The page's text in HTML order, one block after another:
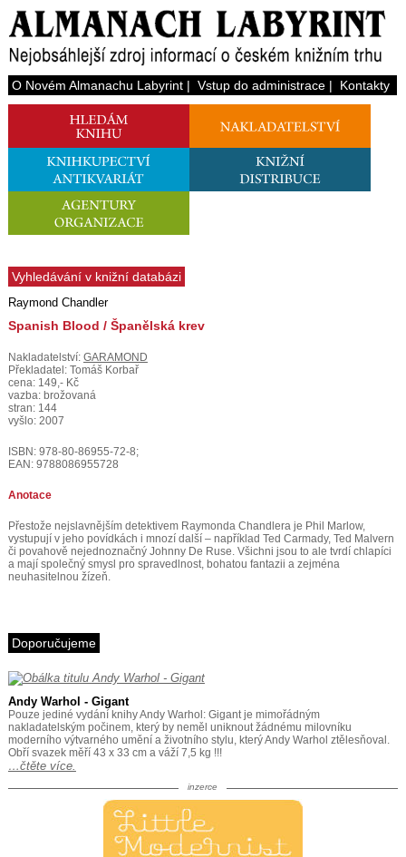
O Novém Almanachu Labyrint| Vstup do administrace| Kontakty
Vyhledávání v knižní databázi
Raymond Chandler
Spanish Blood / Španělská krev
Nakladatelství: GARAMOND
Překladatel: Tomáš Korbař
cena: 149,- Kč
vazba: brožovaná
stran: 144
vyšlo: 2007
ISBN: 978-80-86955-72-8;
EAN: 9788086955728
Anotace
Přestože nejslavnějším detektivem Raymonda Chandlera je Phil Marlow,
vystupují v jeho povídkách i mnozí další – například Ted Carmady, Ted Malvern
či povahově nejednoznačný Johnny De Ruse. Všichni jsou to ale tvrdí chlapíci
a mají společný smysl pro spravedlnost, bohatou fantazii a zejména
neuhasitelnou žízeň.
Doporučujeme
Andy Warhol - Gigant
Pouze jediné vydání knihy Andy Warhol: Gigant je mimořádným
nakladatelským počinem, který by neměl uniknout žádnému milovníku
moderního výtvarného umění a životního stylu, který Andy Warhol ztělesňoval.
Obří svazek měří 43 x 33 cm a váží 7,5 kg !!!
…čtěte více.
inzerce